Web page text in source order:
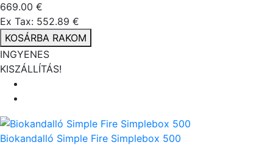
669.00 €
Ex Tax: 552.89 €
KOSÁRBA RAKOM
INGYENES
KISZÁLLÍTÁS!
Biokandalló Simple Fire Simplebox 500